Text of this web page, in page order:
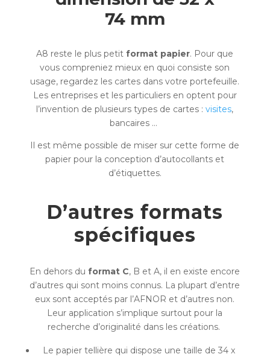
74 mm
A8 reste le plus petitformat papier. Pour que
vous compreniez mieux en quoi consiste son
usage, regardez les cartes dans votre portefeuille.
Les entreprises et les particuliers en optent pour
l’invention de plusieurs types de cartes :visites,
bancaires …
Il est même possible de miser sur cette forme de
papier pour la conception d’autocollants et
d’étiquettes.
D’autres formats
spécifiques
En dehors duformat C, B et A, il en existe encore
d’autres qui sont moins connus. La plupart d’entre
eux sont acceptés par l’AFNOR et d’autres non.
Leur application s’implique surtout pour la
recherche d’originalité dans les créations.
Le papier tellière qui dispose une taille de 34 x